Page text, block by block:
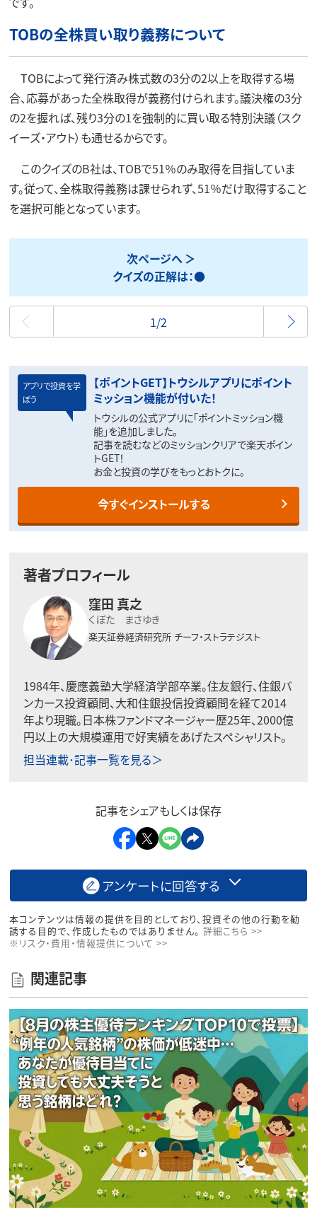
TOBの全株買い取り義務について
TOBによって発行済み株式数の3分の2以上を取得する場
合、応募があった全株取得が義務付けられます。議決権の3分
の2を握れば、残り3分の1を強制的に買い取る特別決議（スク
イーズ・アウト）も通せるからです。
このクイズのB社は、TOBで51％のみ取得を目指していま
す。従って、全株取得義務は課せられず、51％だけ取得すること
を選択可能となっています。
次ページへ
クイズの正解は：●
最初
1/2
アプリで投資を学
ぼう
【ポイントGET】トウシルアプリにポイント
ミッション機能が付いた！
トウシルの公式アプリに「ポイントミッション機
能」を追加しました。
記事を読むなどのミッションクリアで楽天ポイン
トGET！
お金と投資の学びをもっとおトクに。
今すぐインストールする
著者プロフィール
窪田 真之
くぼた まさゆき
楽天証券経済研究所 チーフ・ストラテジスト
1984年、慶應義塾大学経済学部卒業。住友銀行、住銀バ
ンカース投資顧問、大和住銀投信投資顧問を経て2014
年より現職。日本株ファンドマネージャー歴25年、2000億
円以上の大規模運用で好実績をあげたスペシャリスト。
担当連載･記事一覧を見る＞
記事をシェアもしくは保存
アンケートに回答する
本コンテンツは情報の提供を目的としており、投資その他の行動を勧
誘する目的で、作成したものではありません。 詳細こちら >>
※リスク・費用・情報提供について >>
関連記事